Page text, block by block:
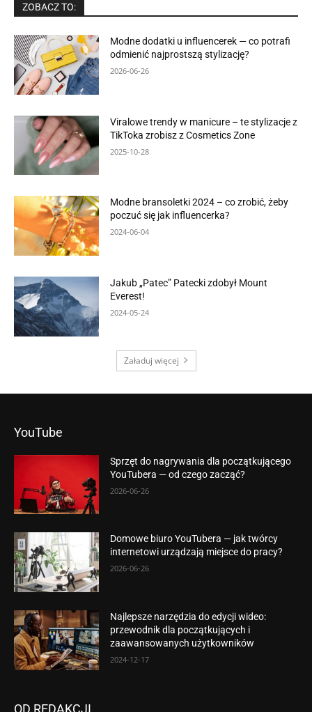
ZOBACZ TO:
Modne dodatki u influencerek — co potrafi
odmienić najprostszą stylizację?
2026-06-26
Viralowe trendy w manicure – te stylizacje z
TikToka zrobisz z Cosmetics Zone
2025-10-28
Modne bransoletki 2024 – co zrobić, żeby
poczuć się jak influencerka?
2024-06-04
Jakub „Patec” Patecki zdobył Mount
Everest!
2024-05-24
Załaduj więcej
YouTube
Sprzęt do nagrywania dla początkującego
YouTubera — od czego zacząć?
2026-06-26
Domowe biuro YouTubera — jak twórcy
internetowi urządzają miejsce do pracy?
2026-06-26
Najlepsze narzędzia do edycji wideo:
przewodnik dla początkujących i
zaawansowanych użytkowników
2024-12-17
OD REDAKCJI